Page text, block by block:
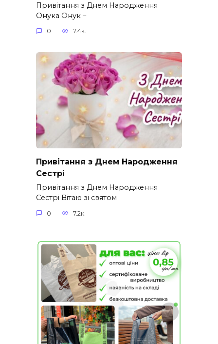
Привітання з Днем Народження
Онука Онук –
0 7.4к.
Привітання з Днем Народження
Сестрі
Привітання з Днем Народження
Сестрі Вітаю зі святом
0 7.2к.